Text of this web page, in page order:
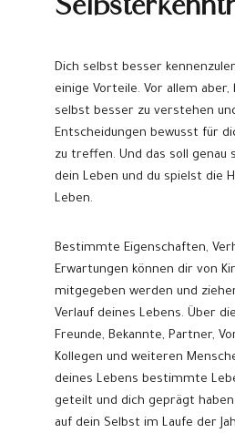
Dich selbst besser
einige Vorteile. Vor allem
selbst besser zu verstehen
Entscheidungen bewusst für
zu treffen. Und das soll genau
dein Leben und du spielst die
Leben.
Bestimmte Eigenschaften,
Erwartungen können dir von
mitgegeben werden und
Verlauf deines Lebens. Über
Freunde, Bekannte, Partner,
Kollegen und weiteren
deines Lebens bestimmte
geteilt und dich geprägt
auf dein Selbst im Laufe der